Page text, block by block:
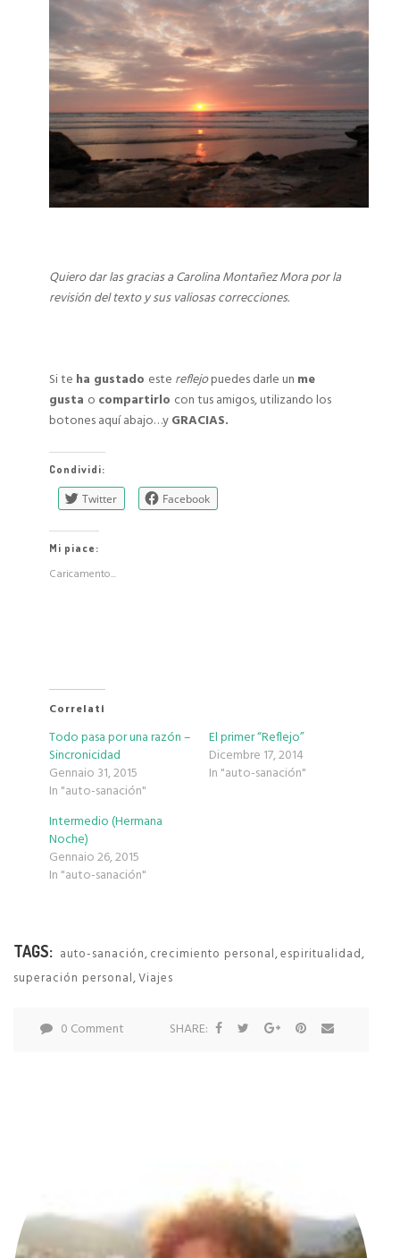
Quiero dar las gracias a Carolina Montañez Mora por la
revisión del texto y sus valiosas correcciones.
Si te ha gustado este reflejopuedes darle un me
gusta o compartirlo con tus amigos, utilizando los
botones aquí abajo…yGRACIAS.
Condividi:
Twitter Facebook
Mi piace:
Caricamento...
Correlati
Todo pasa por una razón –
Sincronicidad
Gennaio 31, 2015
In "auto-sanación"
El primer “Reflejo”
Dicembre 17, 2014
In "auto-sanación"
Intermedio (Hermana
Noche)
Gennaio 26, 2015
In "auto-sanación"
TAGS: auto-sanación,crecimiento personal,espiritualidad,
superación personal,Viajes
0 Comment SHARE: